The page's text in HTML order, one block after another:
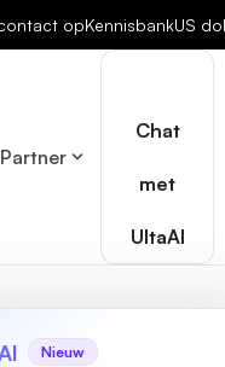
opKennisbankUS
Partner
Chat
met
UltaAI
Nieuw